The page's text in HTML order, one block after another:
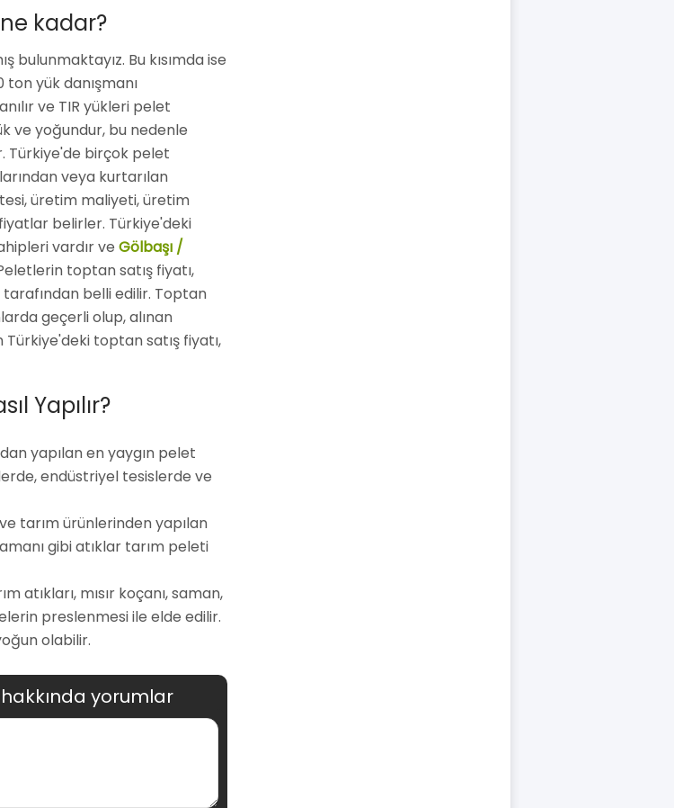
kadar?
bulunmaktayız. Bu kısımda ise
ton yük danışmanı
ve TIR yükleri pelet
ve yoğundur, bu nedenle
Türkiye'de birçok pelet
veya kurtarılan
üretim maliyeti, üretim
belirler. Türkiye'deki
vardır ve Gölbaşı /
toptan satış fiyatı,
belli edilir. Toptan
geçerli olup, alınan
toptan satış fiyatı,
Yapılır?
yapılan en yaygın pelet
endüstriyel tesislerde ve
tarım ürünlerinden yapılan
gibi atıklar tarım peleti
atıkları, mısır koçanı, saman,
preslenmesi ile elde edilir.
olabilir.
yorumlar